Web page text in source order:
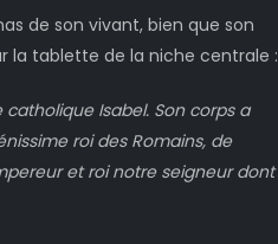
de son vivant, bien que son
la tablette de la niche centrale :
Isabel. Son corps a
roi des Romains, de
et roi notre seigneur dont